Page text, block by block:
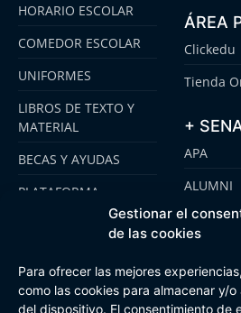
Gestionar el
de las cookies
Para ofrecer las mejores
como las cookies para almacenar y/
del dispositivo. El consentimiento de
HORARIO ESCOLAR
COMEDOR ESCOLAR
UNIFORMES
LIBROS DE TEXTO Y
MATERIAL
BECAS Y AYUDAS
PLATAFORMA
EMOOTI COLEGIOS
ÁREA
Clickedu
Tienda
+
APA
ALUMNI
SENARA